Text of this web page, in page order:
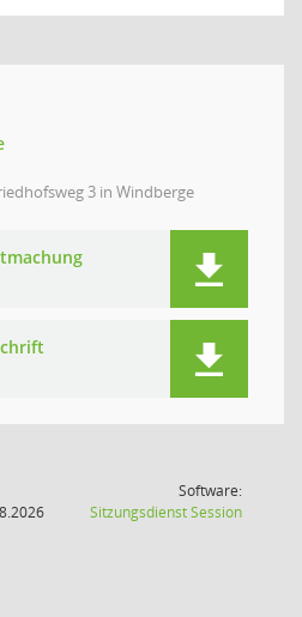
3 in Windberge
Software:
SitzungsdienstSession(Wird in